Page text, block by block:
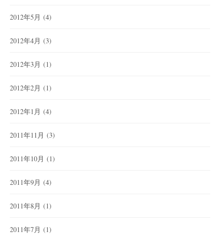
2012年5月 (4)
2012年4月 (3)
2012年3月 (1)
2012年2月 (1)
2012年1月 (4)
2011年11月 (3)
2011年10月 (1)
2011年9月 (4)
2011年8月 (1)
2011年7月 (1)